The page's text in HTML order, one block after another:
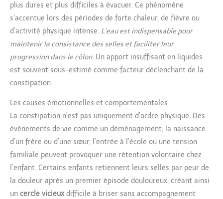
plus dures et plus difficiles à évacuer. Ce phénomène
s’accentue lors des périodes de forte chaleur, de fièvre ou
d’activité physique intense. L’eau est indispensable pour
maintenir la consistance des selles et faciliter leur
progression dans le côlon. Un apport insuffisant en liquides
est souvent sous-estimé comme facteur déclenchant de la
constipation.
Les causes émotionnelles et comportementales
La constipation n’est pas uniquement d’ordre physique. Des
événements de vie comme un déménagement, la naissance
d’un frère ou d’une sœur, l’entrée à l’école ou une tension
familiale peuvent provoquer une rétention volontaire chez
l’enfant. Certains enfants retiennent leurs selles par peur de
la douleur après un premier épisode douloureux, créant ainsi
un cercle vicieuxdifficile à briser sans accompagnement